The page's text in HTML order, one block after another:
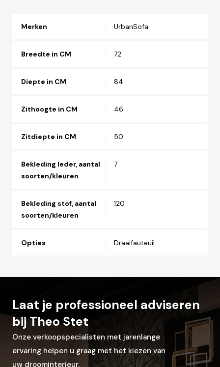
Postcode*
Woonplaats*
Merken UrbanSofa
Breedte in CM 72
Diepte in CM 84
Zithoogte in CM 46
Zitdiepte in CM 50
Bekleding leder, aantal
soorten/kleuren
7
Bekleding stof, aantal
soorten/kleuren
120
Opties Draaifauteuil
Laat je professioneel adviseren
bij Theo Stet
Onze verkoopspecialisten met jarenlange
ervaring helpen u graag met het kiezen van
uw droominterieur.